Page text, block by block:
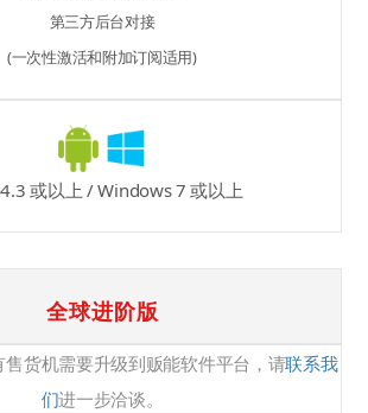
第三方后台对接
(一次性激活和附加订阅适用)
或以上 / Windows 7 或以上
全球进阶版
货机需要升级到贩能软件平台，请联系我
们进一步洽谈。